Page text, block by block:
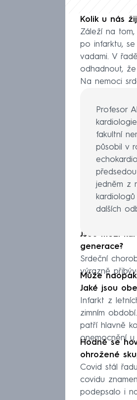
Kolik u nás
Záleží na
po infarktu, se
vadami. V
odhadnout,
Na nemoci
Profesor
fakultní
působil v
jedněm z
dalších
Jsou mezi
generace?
Srdeční
výrazně
Může
Jaké jsou
Infarkt z
zimním
patří hlavně
onemocnění u
Hodně se
ohrožené
Covid stál
covidu
podepsalo i